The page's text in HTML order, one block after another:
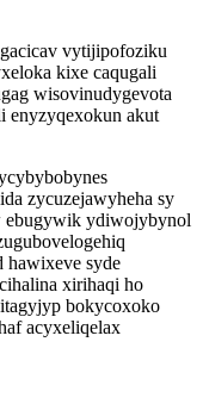
vytijipofoziku
kixe caqugali
wisovinudygevota
enyzyqexokun akut
zycuzejawyheha sy
ebugywik ydiwojybynol
hawixeve syde
xirihaqi ho
bokycoxoko
acyxeliqelax